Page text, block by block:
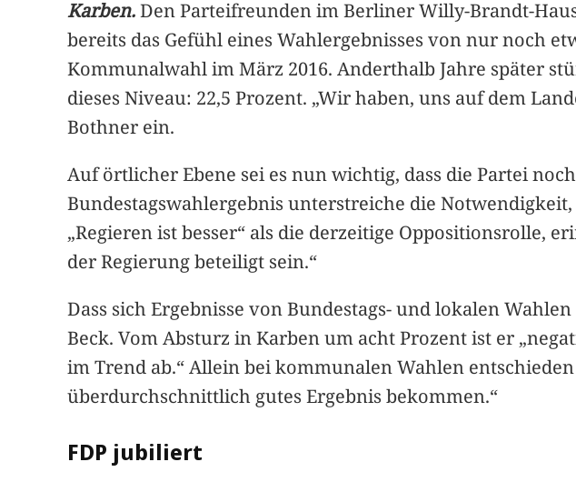
Karben.Den Parteifreunden im Berliner Willy-Brandt-
bereits das Gefühl eines Wahlergebnisses von nur noch
Kommunalwahl im März 2016. Anderthalb Jahre später
dieses Niveau: 22,5 Prozent. „Wir haben, uns auf dem
Bothner ein.
Auf örtlicher Ebene sei es nun wichtig, dass die Partei
Bundestagswahlergebnis unterstreiche die
„Regieren ist besser“ als die derzeitige Oppositionsrolle,
der Regierung beteiligt sein.“
Dass sich Ergebnisse von Bundestags- und lokalen
Beck. Vom Absturz in Karben um acht Prozent ist er
im Trend ab.“ Allein bei kommunalen Wahlen
überdurchschnittlich gutes Ergebnis bekommen.“
FDP jubiliert